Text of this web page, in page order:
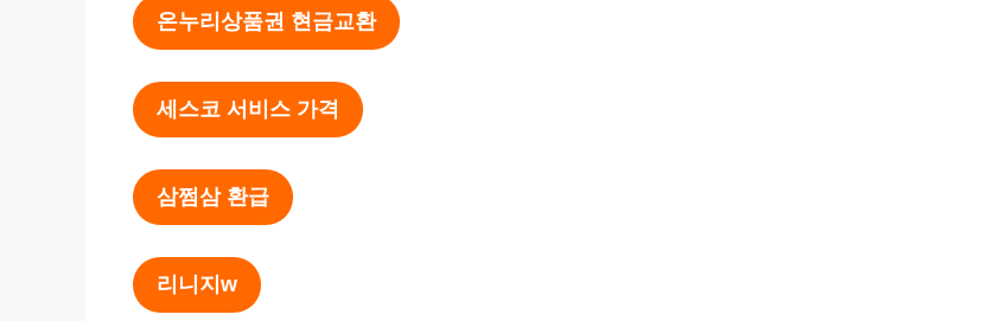
온누리상품권 현금교환
세스코 서비스 가격
삼쩜삼 환급
리니지w